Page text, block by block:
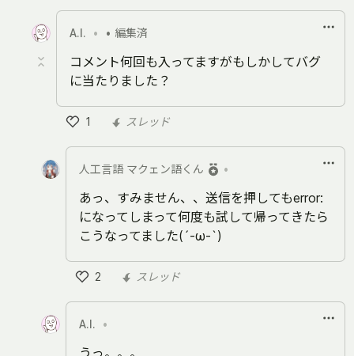
い
ね
A.I. • • 編集済
コメント何回も入ってますがもしかしてバグ
に当たりました？
1
い
ね
スレッド
人工言語 マクェン語くん •
あっ、すみません、、送信を押してもerror:
になってしまって何度も試して帰ってきたら
こうなってました(´-ω-`)
2
い
ね
スレッド
A.I. •
うっ。。。